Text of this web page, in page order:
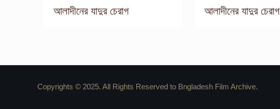
আলাদীনের যাদুর চেরাগ আলাদীনের যাদুর চেরাগ
Copyrights © 2025. All Rights Reserved to Bngladesh Film Archive.